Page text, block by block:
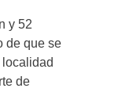
y 52
de que se
de